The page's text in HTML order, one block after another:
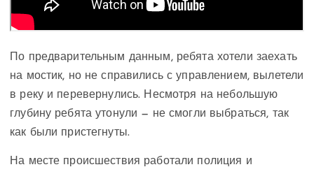
По предварительным данным, ребята хотели заехать
на мостик, но не справились с управлением, вылетели
в реку и перевернулись. Несмотря на небольшую
глубину ребята утонули — не смогли выбраться, так
как были пристегнуты.
На месте происшествия работали полиция и